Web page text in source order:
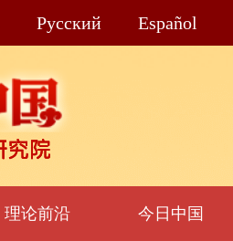
Pусский Español
理论前沿 今日中国